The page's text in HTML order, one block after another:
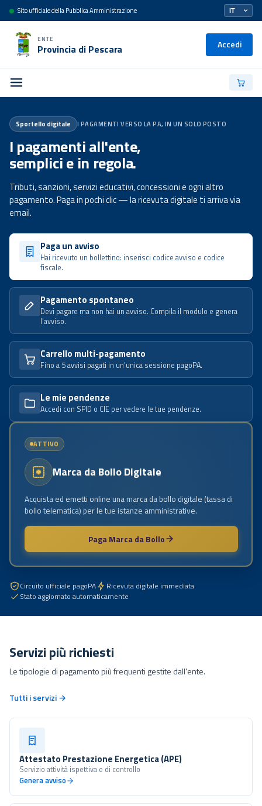
Sito ufficiale della Pubblica Amministrazione
ENTE
Provincia di Pescara Accedi
Sportello digitale I PAGAMENTI VERSO LA PA, IN UN SOLO POSTO
I pagamenti all'ente,
semplici e in regola.
Tributi, sanzioni, servizi educativi, concessioni e ogni altro
pagamento. Paga in pochi clic — la ricevuta digitale ti arriva via
email.
Paga un avviso
Hai ricevuto un bollettino: inserisci codice avviso e codice
fiscale.
Pagamento spontaneo
Devi pagare ma non hai un avviso. Compila il modulo e genera
l'avviso.
Carrello multi-pagamento
Fino a 5 avvisi pagati in un'unica sessione pagoPA.
Le mie pendenze
Accedi con SPID o CIE per vedere le tue pendenze.
ATTIVO
Marca da Bollo Digitale
Acquista ed emetti online una marca da bollo digitale (tassa di
bollo telematica) per le tue istanze amministrative.
Paga Marca da Bollo
Circuito ufficiale pagoPA
Ricevuta digitale immediata
Stato aggiornato automaticamente
Servizi più richiesti
Le tipologie di pagamento più frequenti gestite dall'ente.
Tutti i servizi →
Attestato Prestazione Energetica (APE)
Servizio attività ispettiva e di controllo
Genera avviso